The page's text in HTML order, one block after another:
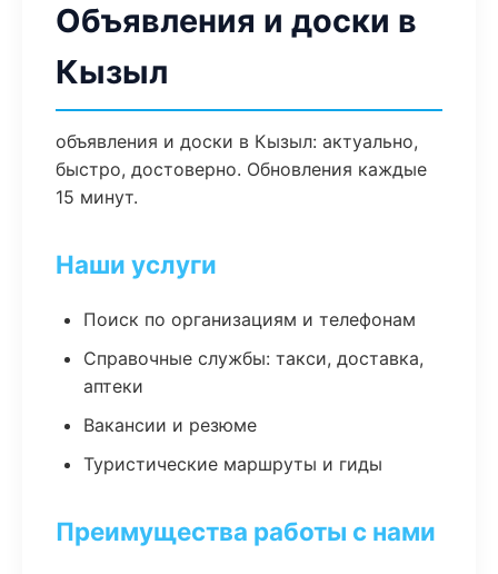
Объявления и доски в
Кызыл
объявления и доски в Кызыл: актуально,
быстро, достоверно. Обновления каждые
15 минут.
Наши услуги
Поиск по организациям и телефонам
Справочные службы: такси, доставка,
аптеки
Вакансии и резюме
Туристические маршруты и гиды
Преимущества работы с нами